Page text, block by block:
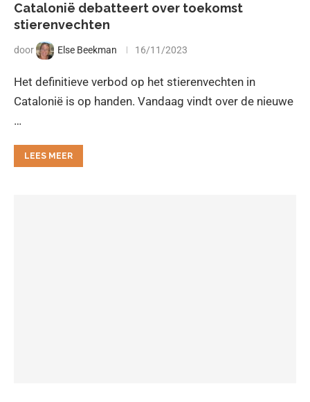
Catalonië debatteert over toekomst
stierenvechten
door Else Beekman 16/11/2023
Het definitieve verbod op het stierenvechten in
Catalonië is op handen. Vandaag vindt over de nieuwe
…
LEES MEER